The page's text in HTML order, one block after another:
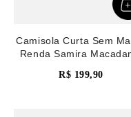
Camisola Curta Sem
Renda Samira
R$ 199,90